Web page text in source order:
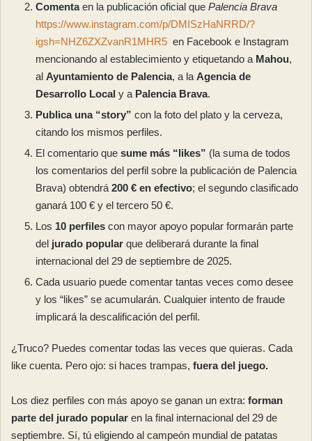
Comentaen la publicación oficial que Palencia Brava
https://www.instagram.com/p/DMISzHaNRRD/?
igsh=NHZ6ZXZvanR1MHR5 en Facebook e Instagram
mencionando al establecimiento y etiquetando a Mahou,
al Ayuntamiento de Palencia, a la Agencia de
Desarrollo Local y a Palencia Brava.
Publica una “story” con la foto del plato y la cerveza,
citando los mismos perfiles.
El comentario que sume más “likes” (la suma de todos
los comentarios del perfil sobre la publicación de Palencia
Brava) obtendrá 200 € en efectivo; el segundo clasificado
ganará 100 € y el tercero 50 €.
Los 10 perfiles con mayor apoyo popular formarán parte
del jurado popular que deliberará durante la final
internacional del 29 de septiembre de 2025.
Cada usuario puede comentar tantas veces como desee
y los “likes” se acumularán. Cualquier intento de fraude
implicará la descalificación del perfil.
¿Truco? Puedes comentar todas las veces que quieras. Cada
like cuenta. Pero ojo: si haces trampas, fuera del juego.
Los diez perfiles con más apoyo se ganan un extra: forman
parte del jurado popular en la final internacional del 29 de
septiembre. Sí, tú eligiendo al campeón mundial de patatas